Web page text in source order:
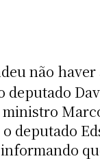
não
deputado
deputado